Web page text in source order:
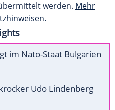
werden. Mehr
im Nato-Staat Bulgarien
Udo Lindenberg